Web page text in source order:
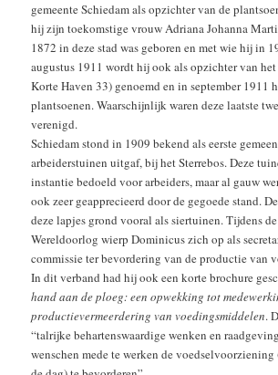
gemeente Schiedam als opzichter van de
hij zijn toekomstige vrouw Adriana Johanna
1872 in deze stad was geboren en met wie hij in
augustus 1911 wordt hij ook als opzichter van
Korte Haven 33) genoemd en in september 1911
plantsoenen. Waarschijnlijk waren deze laatste
verenigd.
Schiedam stond in 1909 bekend als eerste
arbeiderstuinen uitgaf, bij het Sterrebos. Deze
instantie bedoeld voor arbeiders, maar al gauw
ook zeer geapprecieerd door de gegoede stand.
deze lapjes grond vooral als siertuinen. Tijdens
Wereldoorlog wierp Dominicus zich op als
commissie ter bevordering van de productie van
In dit verband had hij ook een korte brochure
hand aan de ploeg: een opwekking tot
productievermeerdering van voedingsmiddelen.
“talrijke behartenswaardige wenken en
wenschen mede te werken de